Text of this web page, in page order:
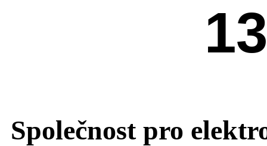
Společnost pro